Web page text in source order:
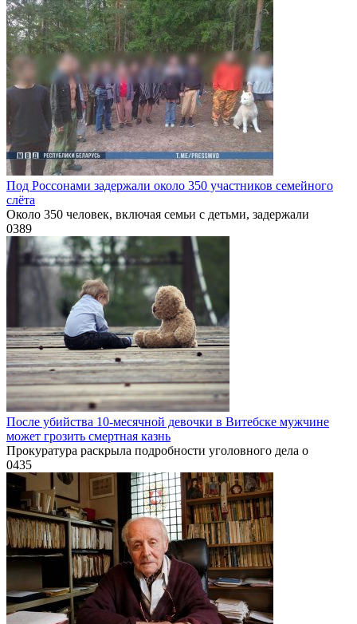
Под Россонами задержали около 350 участников семейного
слёта
Около 350 человек, включая семьи с детьми, задержали
0389
После убийства 10-месячной девочки в Витебске мужчине
может грозить смертная казнь
Прокуратура раскрыла подробности уголовного дела о
0435